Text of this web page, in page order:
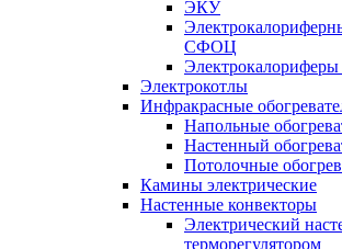
ЭКУ
СФОЦ
Электрокотлы
Инфракрасные
Напольные
Настенный
Потолочные
Камины электрические
Настенные конвекторы
Электрический
терморегулятором